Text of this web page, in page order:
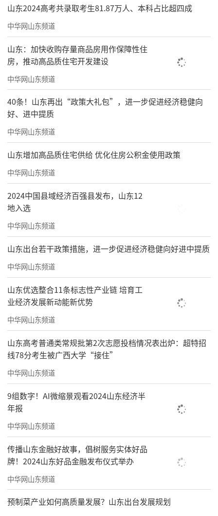
山东2024高考共录取考生81.87万人、本科占比超四成
中华网山东频道
山东：加快收购存量商品房用作保障性住
房，推动高品质住宅开发建设
中华网山东频道
40条！山东再出“政策大礼包”，进一步促进经济稳健向
好、进中提质
中华网山东频道
山东增加高品质住宅供给 优化住房公积金使用政策
中华网山东频道
2024中国县域经济百强县发布，山东12
地入选
中华网山东频道
山东出台若干政策措施，进一步促进经济稳健向好进中提质
中华网山东频道
山东优选整合11条标志性产业链 培育工
业经济发展新动能新优势
中华网山东频道
山东高考普通类常规批第2次志愿投档情况表出炉：超特招
线78分考生被广西大学“接住”
中华网山东频道
9组数字！AI微缩景观看2024山东经济半
年报
中华网山东频道
传播山东金融好故事，倡树服务实体好品
牌！2024山东好品金融发布仪式举办
中华网山东频道
预制菜产业如何高质量发展？山东出台发展规划